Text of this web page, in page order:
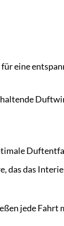
eine
das das
jede Fahrt